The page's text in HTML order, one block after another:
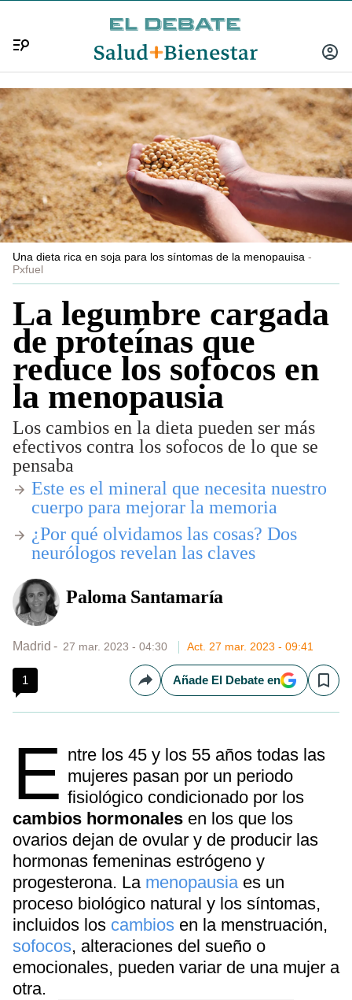
INICIAR
Una dieta rica en soja para los síntomas de la menopauisa
Pxfuel
La legumbre cargada
de proteínas que
reduce los sofocos en
la menopausia
Los cambios en la dieta pueden ser más
efectivos contra los sofocos de lo que se
pensaba
Este es el mineral que necesita nuestro
cuerpo para mejorar la memoria
¿Por qué olvidamos las cosas? Dos
neurólogos revelan las claves
Paloma Santamaría
Madrid 27 mar. 2023 - 04:30 Act. 27 mar. 2023 - 09:41
1 CompartirAñade El Debate en Save
E ntre los 45 y los 55 años todas las
mujeres pasan por un periodo
fisiológico condicionado por los
cambios hormonales en los que los
ovarios dejan de ovular y de producir las
hormonas femeninas estrógeno y
progesterona. La menopausia es un
proceso biológico natural y los síntomas,
incluidos los cambios en la menstruación,
sofocos, alteraciones del sueño o
emocionales, pueden variar de una mujer a
otra.